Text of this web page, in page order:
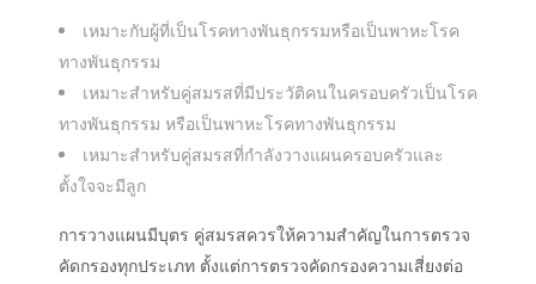
เหมาะกับผู้ที่เป็นโรคทางพันธุกรรมหรือเป็นพาหะโรค
ทางพันธุกรรม
เหมาะสำหรับคู่สมรสที่มีประวัติคนในครอบครัวเป็นโรค
ทางพันธุกรรม หรือเป็นพาหะโรคทางพันธุกรรม
เหมาะสำหรับคู่สมรสที่กำลังวางแผนครอบครัวและ
ตั้งใจจะมีลูก
การวางแผนมีบุตร คู่สมรสควรให้ความสำคัญในการตรวจ
คัดกรองทุกประเภท ตั้งแต่การตรวจคัดกรองความเสี่ยงต่อ